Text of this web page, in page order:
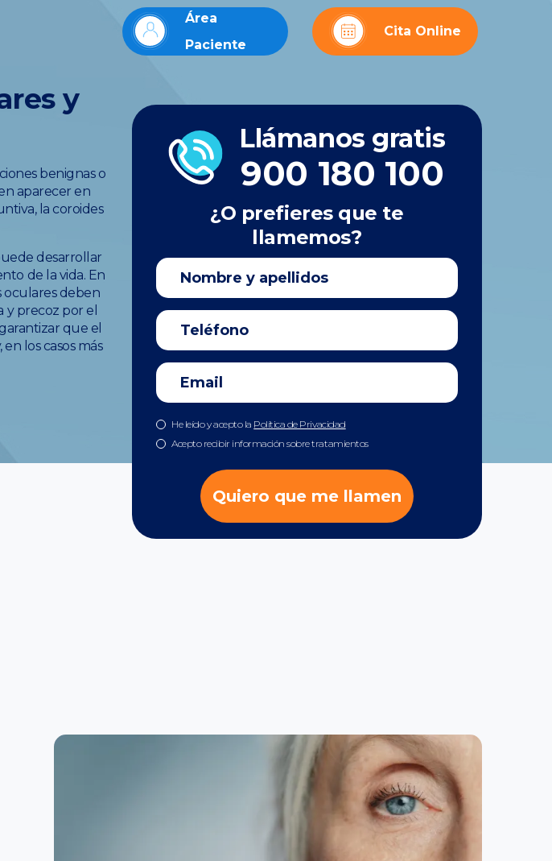
Área
Paciente
Cita Online
y
benignas o
aparecer en
la coroides
desarrollar
de la vida. En
oculares deben
y precoz por el
que el
los casos más
Llámanos gratis
900 180 100
¿O prefieres que te
llamemos?
He leído y acepto la Política de Privacidad
Acepto recibir información sobre tratamientos
Quiero que me llamen